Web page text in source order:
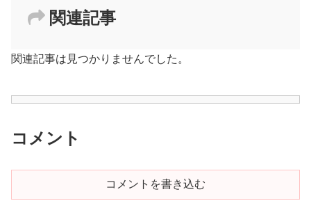
関連記事
関連記事は見つかりませんでした。
コメント
コメントを書き込む